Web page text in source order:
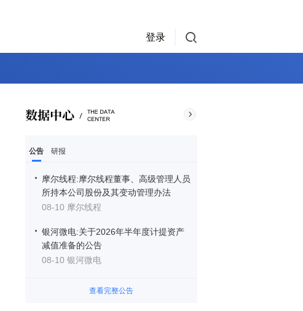
登录
公告 研报
摩尔线程:摩尔线程董事、高级管理人员
所持本公司股份及其变动管理办法
08-10 摩尔线程
银河微电:关于2026年半年度计提资产
减值准备的公告
08-10 银河微电
查看完整公告